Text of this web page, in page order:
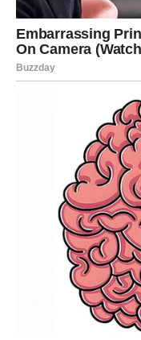
Bićete puni
Sreća dolazi
Pred vama su
JARAC
Jarčevi konačno
koja su dugo
Finansijska situacija
život donosi više